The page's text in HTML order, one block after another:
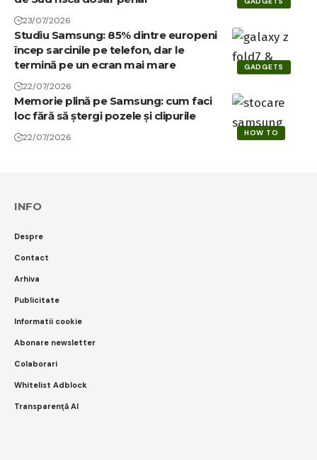
23/07/2026
GADGETS
Studiu Samsung: 85% dintre europeni
încep sarcinile pe telefon, dar le
termină pe un ecran mai mare
22/07/2026
HOW TO
Memorie plină pe Samsung: cum faci
loc fără să ștergi pozele și clipurile
22/07/2026
INFO
Despre
Contact
Arhiva
Publicitate
Informatii cookie
Abonare newsletter
Colaborari
Whitelist Adblock
Transparență AI